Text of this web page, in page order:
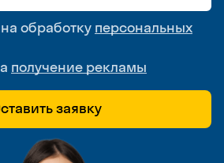
обработку персональных
получение рекламы
заявку